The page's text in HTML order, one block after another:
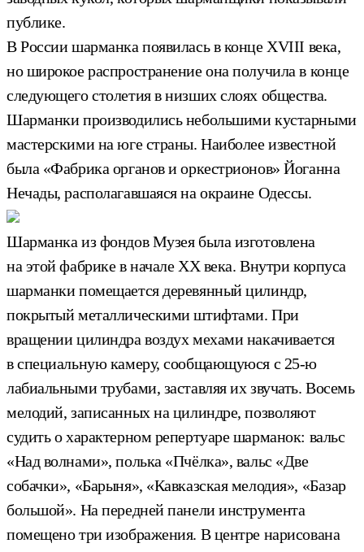
публике.
В России шарманка появилась в конце XVIII века,
но широкое распространение она получила в конце
следующего столетия в низших слоях общества.
Шарманки производились небольшими кустарными
мастерскими на юге страны. Наиболее известной
была «Фабрика органов и оркестрионов» Йоганна
Нечады, располагавшаяся на окраине Одессы.
Шарманка из фондов Музея была изготовлена
на этой фабрике в начале ХХ века. Внутри корпуса
шарманки помещается деревянный цилиндр,
покрытый металлическими штифтами. При
вращении цилиндра воздух мехами накачивается
в специальную камеру, сообщающуюся с 25-ю
лабиальными трубами, заставляя их звучать. Восемь
мелодий, записанных на цилиндре, позволяют
судить о характерном репертуаре шарманок: вальс
«Над волнами», полька «Пчёлка», вальс «Две
собачки», «Барыня», «Кавказская мелодия», «Базар
большой». На передней панели инструмента
помещено три изображения. В центре нарисована